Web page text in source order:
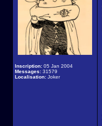
Inscription: 05 Jan 2004
Messages: 31579
Localisation: Joker